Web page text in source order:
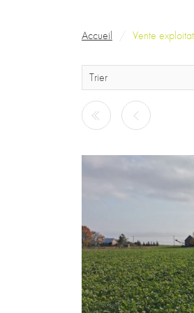
Fil d'Ariane
Accueil Vente
Trier
Pagination
Page précédente
Page